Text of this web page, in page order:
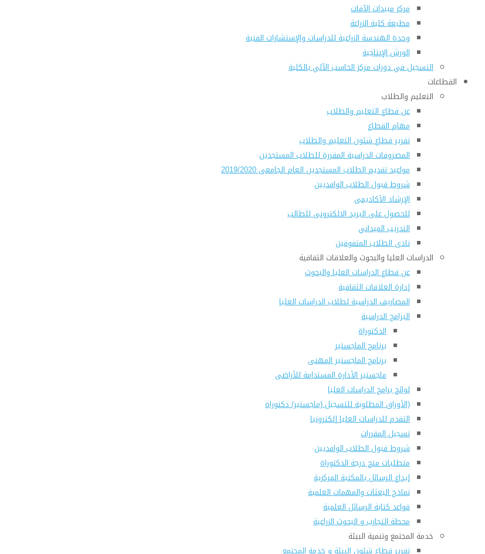
مركز مبيدات الآفات
مطبعة كلية الزراعة
وحدة الهندسة الزراعية للدراسات والإستشارات الفنية
الورش الإنتاجية
التسجيل في دورات مركز الحاسب الآلي بالكلية
القطاعات
التعليم والطلاب
عن قطاع التعليم والطلاب
مهام القطاع
تقرير قطاع شئون التعليم والطلاب
المصروفات الدراسية المقررة للطلاب المستجدين
مواعيد تقديم الطلاب المستجدين العام الجامعى 2019/2020
شروط قبول الطلاب الوافديين
الإرشاد الأكاديمى
للحصول على البريد الالكترونى للطالب
التدريب الميداني
نادى الطلاب المتفوقين
الدراسات العليا والبحوث والعلاقات الثقافية
عن قطاع الدراسات العليا والبحوث
إدارة العلاقات الثقافية
المصاريف الدراسية لطلاب الدراسات العليا
البرامج الدراسية
الدكتوراة
برنامج الماجستير
برنامج الماجستير المهنى
ماجستير الأدارة المستدامة للأراضى
لوائح برامج الدراسات العليا
(الأوراق المطلوبة للتسجيل (ماجستير/ دكتوراه
التقدم للدراسات العليا إلكترونيا
تسجيل المقررات
شروط قبول الطلاب الوافديين
متطلبات منح درجة الدكتوراة
إيداع الرسائل بالمكتبة المركزية
نماذج البعثات والمهمات العلمية
قواعد كتابة الرسائل العلمية
محطة التجارب و البحوث الزراعية
خدمة المجتمع وتنمية البيئة
تقرير قطاع شئون البيئة و خدمة المجتمع